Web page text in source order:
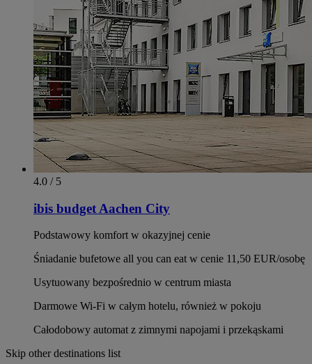
4.0 / 5
ibis budget Aachen City
Podstawowy komfort w okazyjnej cenie
Śniadanie bufetowe all you can eat w cenie 11,50 EUR/osobę
Usytuowany bezpośrednio w centrum miasta
Darmowe Wi-Fi w całym hotelu, również w pokoju
Całodobowy automat z zimnymi napojami i przekąskami
Skip other destinations list